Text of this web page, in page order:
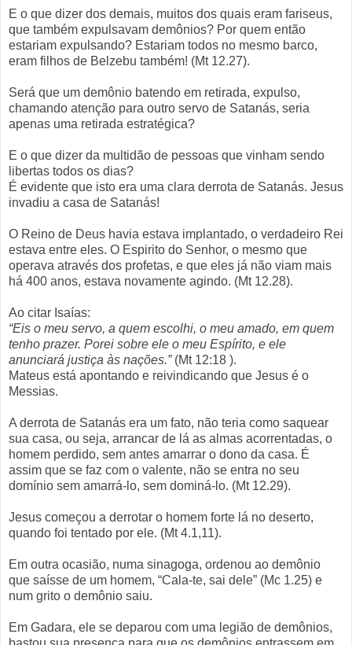
E o que dizer dos demais, muitos dos quais eram fariseus,
que também expulsavam demônios? Por quem então
estariam expulsando? Estariam todos no mesmo barco,
eram filhos de Belzebu também! (Mt 12.27).
Será que um demônio batendo em retirada, expulso,
chamando atenção para outro servo de Satanás, seria
apenas uma retirada estratégica?
E o que dizer da multidão de pessoas que vinham sendo
libertas todos os dias?
É evidente que isto era uma clara derrota de Satanás. Jesus
invadiu a casa de Satanás!
O Reino de Deus havia estava implantado, o verdadeiro Rei
estava entre eles. O Espirito do Senhor, o mesmo que
operava através dos profetas, e que eles já não viam mais
há 400 anos, estava novamente agindo. (Mt 12.28).
Ao citar Isaías:
“Eis o meu servo, a quem escolhi, o meu amado, em quem
tenho prazer. Porei sobre ele o meu Espírito, e ele
anunciará justiça às nações.”(Mt 12:18 ).
Mateus está apontando e reivindicando que Jesus é o
Messias.
A derrota de Satanás era um fato, não teria como saquear
sua casa, ou seja, arrancar de lá as almas acorrentadas, o
homem perdido, sem antes amarrar o dono da casa. É
assim que se faz com o valente, não se entra no seu
domínio sem amarrá-lo, sem dominá-lo. (Mt 12.29).
Jesus começou a derrotar o homem forte lá no deserto,
quando foi tentado por ele. (Mt 4.1,11).
Em outra ocasião, numa sinagoga, ordenou ao demônio
que saísse de um homem, “Cala-te, sai dele” (Mc 1.25) e
num grito o demônio saiu.
Em Gadara, ele se deparou com uma legião de demônios,